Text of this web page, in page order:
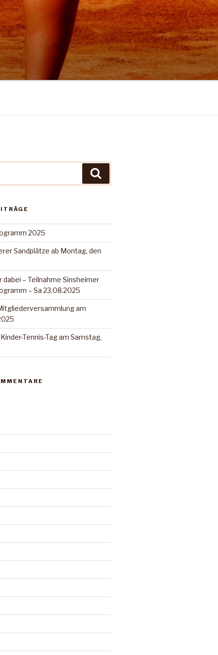
2025
Sandplätze ab Montag, den
dabei – Teilnahme Sinsheimer
– Sa 23.08.2025
am
Tennis-Tag am Samstag,